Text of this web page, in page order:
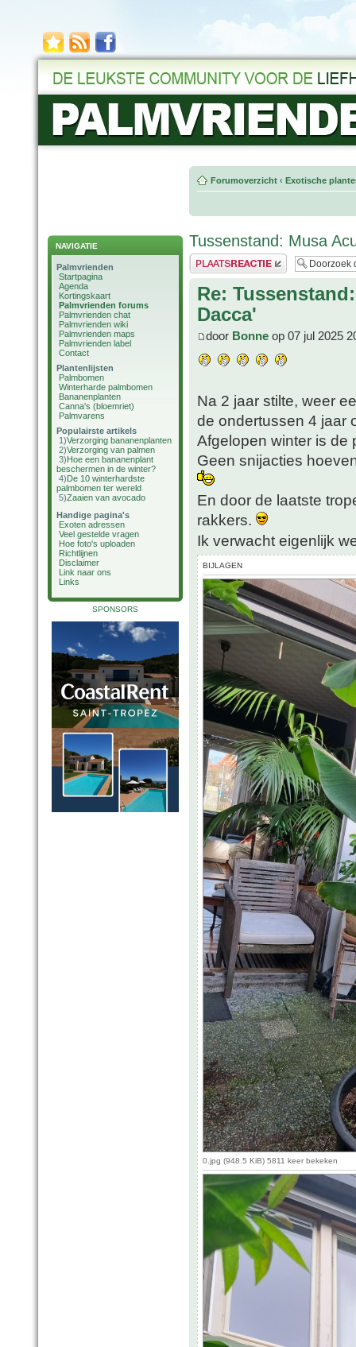
NAVIGATIE
Palmvrienden
Startpagina
Agenda
Kortingskaart
Palmvrienden forums
Palmvrienden chat
Palmvrienden wiki
Palmvrienden maps
Palmvrienden label
Contact
Plantenlijsten
Palmbomen
Winterharde palmbomen
Bananenplanten
Canna's (bloemriet)
Palmvarens
Populairste artikels
1)Verzorging bananenplanten
2)Verzorging van palmen
3)Hoe een bananenplant
beschermen in de winter?
4)De 10 winterhardste
palmbomen ter wereld
5)Zaaien van avocado
Handige pagina's
Exoten adressen
Veel gestelde vragen
Hoe foto's uploaden
Richtlijnen
Disclaimer
Link naar ons
Links
SPONSORS
Forumoverzicht ‹ Exotische
Tussenstand: Musa
Plaats een reactie
Re:
Dacca'
door Bonne op 07 jul 2025
Na 2 jaar stilte, weer
de ondertussen 4 jaar
Afgelopen winter is de
Geen snijacties
En door de laatste
rakkers.
Ik verwacht eigenlijk
BIJLAGEN
0.jpg (948.5 KiB) 5811 keer bekeken